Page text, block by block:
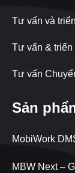
Tư vấn và
Tư vấn & triển
Tư vấn
Sản
MobiWork
MBW Next –